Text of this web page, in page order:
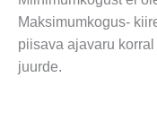
Maksimumkogus-
piisava ajavaru
juurde.